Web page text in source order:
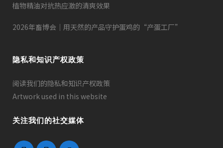
植物精油对抗热应激的清爽效果
2026年畜博会｜用天然的产品守护蛋鸡的“产蛋工厂”
隐私和知识产权政策
阅读我们的隐私和知识产权政策
Artwork used in this website
关注我们的社交媒体